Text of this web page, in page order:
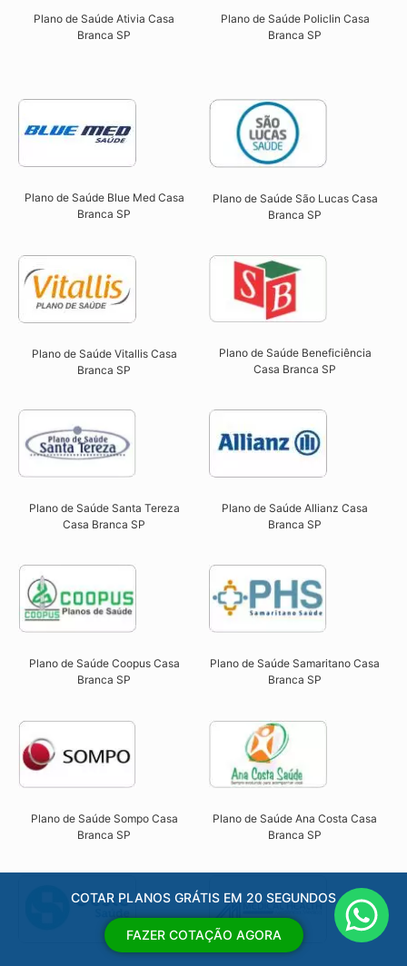
Plano de Saúde Ativia Casa
Branca SP​
Plano de Saúde Policlin Casa
Branca SP​
Plano de Saúde Blue Med Casa
Branca SP​
Plano de Saúde São Lucas Casa
Branca SP​
Plano de Saúde Vitallis Casa
Branca SP​
Plano de Saúde Beneficiência
Casa Branca SP​
Plano de Saúde Santa Tereza
Casa Branca SP​
Plano de Saúde Allianz Casa
Branca SP​
Plano de Saúde Coopus Casa
Branca SP​
Plano de Saúde SamaritanoCasa
Branca SP
Plano de Saúde Sompo Casa
Branca SP​
Plano de Saúde Ana Costa Casa
Branca SP​
COTAR PLANOS GRÁTIS EM 20 SEGUNDOS
FAZER COTAÇÃO AGORA